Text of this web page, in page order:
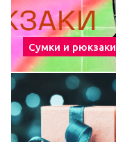
Сумки и рюкзаки